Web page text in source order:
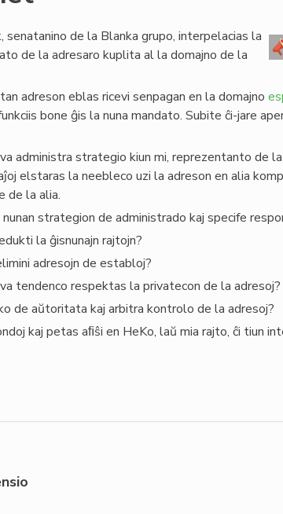
senatanino de la Blanka grupo, interpelacias la
de la adresaro kuplita al la domajno de la
adreson eblas ricevi senpagan en la domajno
bone ĝis la nuna mandato. Subite ĉi-jare
administra strategio kiun mi, reprezentanto de
elstaras la neebleco uzi la adreson en alia
de la alia.
strategion de administrado kaj specife
la ĝisnunajn rajtojn?
adresojn de establoj?
tendenco respektas la privatecon de la adresoj?
de aŭtoritata kaj arbitra kontrolo de la adresoj?
kaj petas aﬁŝi en HeKo, laŭ mia rajto, ĉi tiun